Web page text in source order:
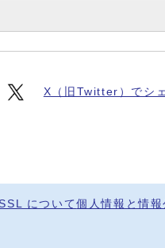
X（旧Twitter）でシ
について個人情報と情報